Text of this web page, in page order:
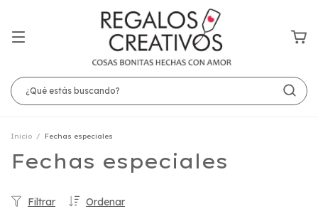
Inicio / Fechas especiales
Fechas especiales
Ordenar
Filtrar